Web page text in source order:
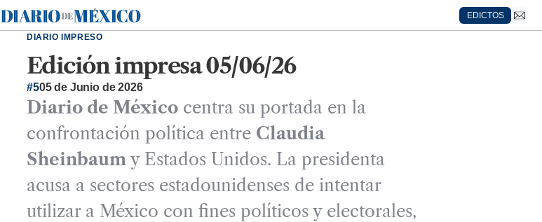
Diario de México
EDICTOS
DIARIO IMPRESO
Edición impresa 05/06/26
#505 de Junio de 2026
Diario de México centra su portada en la
confrontación política entre Claudia
Sheinbaum y Estados Unidos. La presidenta
acusa a sectores estadounidenses de intentar
utilizar a México con fines políticos y electorales,